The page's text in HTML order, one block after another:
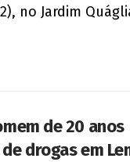
no Jardim
de 20 anos
drogas em